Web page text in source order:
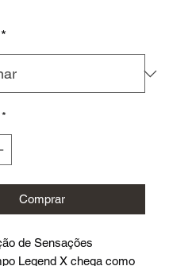
*
*
Comprar
de Sensações
Legend X chega como